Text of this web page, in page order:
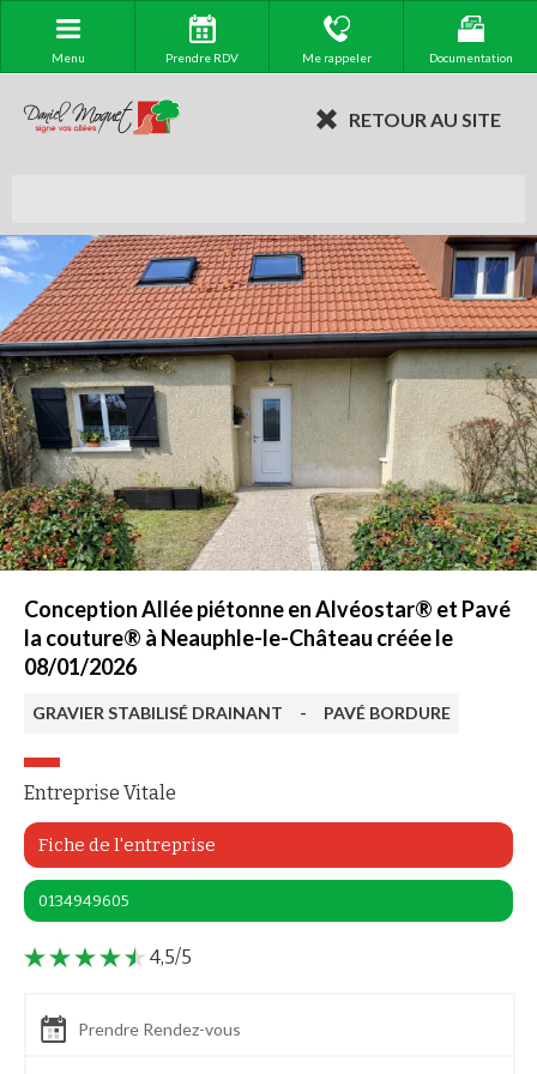
Menu Prendre RDV Me rappeler Documentation
RETOUR AU SITE
Conception Allée piétonne en Alvéostar® et Pavé
la couture® à Neauphle-le-Château créée le
08/01/2026
GRAVIER STABILISÉ DRAINANT - PAVÉ BORDURE
Entreprise Vitale
Fiche de l'entreprise
0134949605
4,5/5
Prendre Rendez-vous